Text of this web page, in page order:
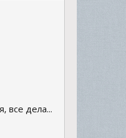
все дела...